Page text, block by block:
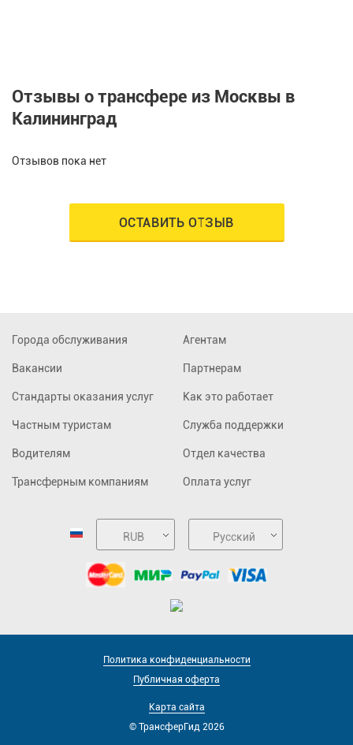
Отзывы о трансфере из Москвы в
Калининград
Отзывов пока нет
ОСТАВИТЬ ОТЗЫВ
Города обслуживания
Вакансии
Стандарты оказания услуг
Частным туристам
Водителям
Трансферным компаниям
Агентам
Партнерам
Как это работает
Служба поддержки
Отдел качества
Оплата услуг
RUB Русский
Политика конфиденциальности
Публичная оферта
Карта сайта
© ТрансферГид 2026